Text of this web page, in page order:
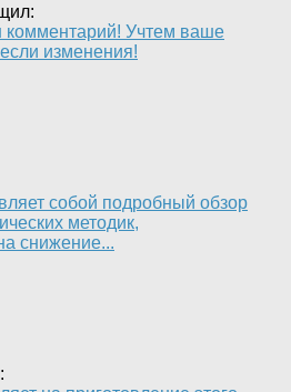
Учтем ваше
изменения!
собой подробный обзор
методик,
снижение...